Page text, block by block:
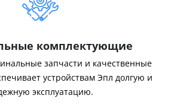
комплектующие
запчасти и качественные
устройствам Эпл долгую и
эксплуатацию.